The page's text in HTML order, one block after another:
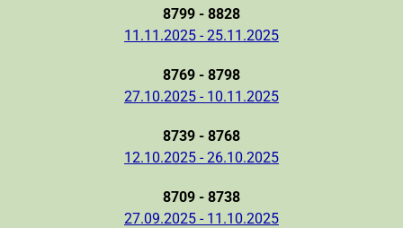
8799 - 8828
11.11.2025 - 25.11.2025
8769 - 8798
27.10.2025 - 10.11.2025
8739 - 8768
12.10.2025 - 26.10.2025
8709 - 8738
27.09.2025 - 11.10.2025